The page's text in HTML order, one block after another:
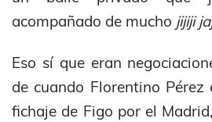
acompañado de mucho jijiji
Eso sí que eran
de cuando Florentino Pérez
fichaje de Figo por el